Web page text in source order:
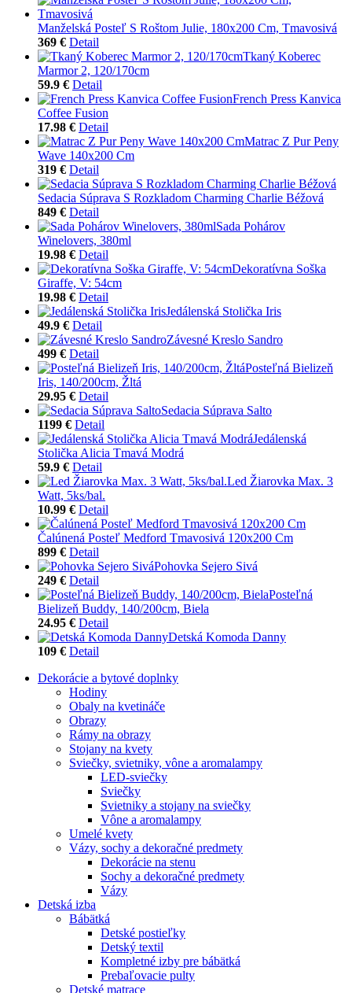
Manželská Posteľ S Roštom Julie, 180x200 Cm, Tmavosivá
369 € Detail
Tkaný Koberec
Marmor 2, 120/170cm
59.9 € Detail
French Press Kanvica
Coffee Fusion
17.98 € Detail
Matrac Z Pur Peny
Wave 140x200 Cm
319 € Detail
Sedacia Súprava S Rozkladom Charming Charlie Béžová
849 € Detail
Sada Pohárov
Winelovers, 380ml
19.98 € Detail
Dekoratívna Soška
Giraffe, V: 54cm
19.98 € Detail
Jedálenská Stolička Iris
49.9 € Detail
Závesné Kreslo Sandro
499 € Detail
Posteľná Bielizeň
Iris, 140/200cm, Žltá
29.95 € Detail
Sedacia Súprava Salto
1199 € Detail
Jedálenská
Stolička Alicia Tmavá Modrá
59.9 € Detail
Led Žiarovka Max. 3
Watt, 5ks/bal.
10.99 € Detail
Čalúnená Posteľ Medford Tmavosivá 120x200 Cm
899 € Detail
Pohovka Sejero Sivá
249 € Detail
Posteľná
Bielizeň Buddy, 140/200cm, Biela
24.95 € Detail
Detská Komoda Danny
109 € Detail
Dekorácie a bytové doplnky
Hodiny
Obaly na kvetináče
Obrazy
Rámy na obrazy
Stojany na kvety
Sviečky, svietniky, vône a aromalampy
LED-sviečky
Sviečky
Svietniky a stojany na sviečky
Vône a aromalampy
Umelé kvety
Vázy, sochy a dekoračné predmety
Dekorácie na stenu
Sochy a dekoračné predmety
Vázy
Detská izba
Bábätká
Detské postieľky
Detský textil
Kompletné izby pre bábätká
Prebaľovacie pulty
Detské matrace